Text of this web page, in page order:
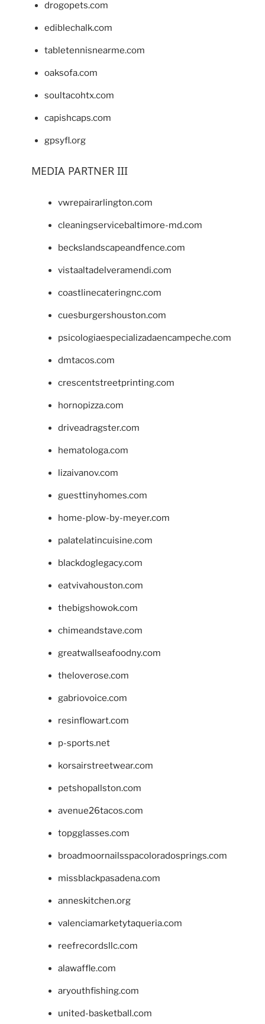
drogopets.com
ediblechalk.com
tabletennisnearme.com
oaksofa.com
soultacohtx.com
capishcaps.com
gpsyfl.org
MEDIA PARTNER III
vwrepairarlington.com
cleaningservicebaltimore-md.com
beckslandscapeandfence.com
vistaaltadelveramendi.com
coastlinecateringnc.com
cuesburgershouston.com
psicologiaespecializadaencampeche.com
dmtacos.com
crescentstreetprinting.com
hornopizza.com
driveadragster.com
hematologa.com
lizaivanov.com
guesttinyhomes.com
home-plow-by-meyer.com
palatelatincuisine.com
blackdoglegacy.com
eatvivahouston.com
thebigshowok.com
chimeandstave.com
greatwallseafoodny.com
theloverose.com
gabriovoice.com
resinflowart.com
p-sports.net
korsairstreetwear.com
petshopallston.com
avenue26tacos.com
topgglasses.com
broadmoornailsspacoloradosprings.com
missblackpasadena.com
anneskitchen.org
valenciamarketytaqueria.com
reefrecordsllc.com
alawaffle.com
aryouthfishing.com
united-basketball.com